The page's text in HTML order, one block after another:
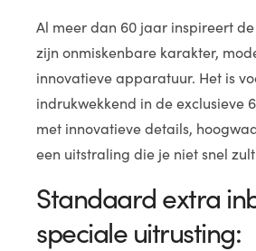
Al meer dan 60 jaar inspireert
zijn onmiskenbare karakter,
innovatieve apparatuur. Het is
indrukwekkend in de exclusieve
met innovatieve details,
een uitstraling die je niet snel
Standaard extra
speciale uitrusting: